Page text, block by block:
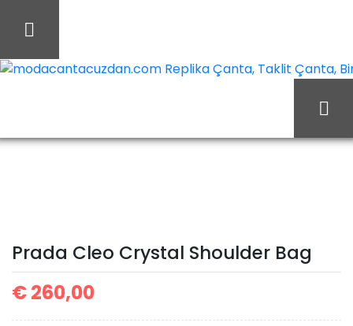
Prada
Bag
Prada Cleo Crystal Shoulder Bag
€260,00